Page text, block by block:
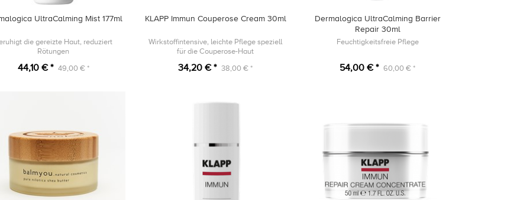
UltraCalming Mist 177ml
die gereizte Haut, reduziert
Rötungen
44,10 € * 49,00 € *
KLAPP Immun Couperose Cream 30ml
Wirkstoffintensive, leichte Pflege speziell
für die Couperose-Haut
34,20 € * 38,00 € *
Dermalogica UltraCalming Barrier
Repair 30ml
Feuchtigkeitsfreie Pflege
54,00 € * 60,00 € *